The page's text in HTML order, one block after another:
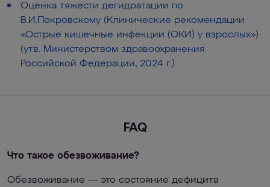
Оценка тяжести дегидратации по
В.И.Покровскому (Клинические рекомендации
«Острые кишечные инфекции (ОКИ) у взрослых»)
(утв. Министерством здравоохранения
Российской Федерации, 2024 г.)
FAQ
Что такое обезвоживание?
Обезвоживание — это состояние дефицита